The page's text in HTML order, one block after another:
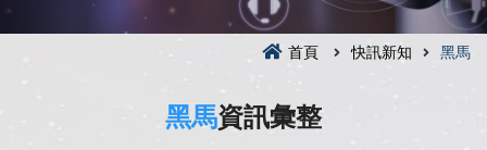
首頁 快訊新知 黑馬
黑馬資訊彙整